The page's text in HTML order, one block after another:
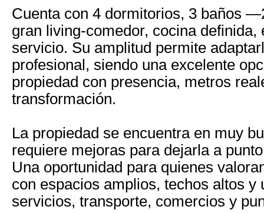
Cuenta con 4 dormitorios, 3 baños
gran living-comedor, cocina
servicio. Su amplitud permite
profesional, siendo una excelente
propiedad con presencia, metros
transformación.
La propiedad se encuentra en muy
requiere mejoras para dejarla a
Una oportunidad para quienes
con espacios amplios, techos altos
servicios, transporte, comercios y